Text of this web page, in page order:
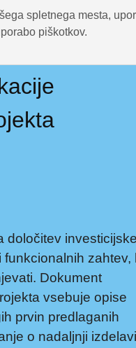
spletnega mesta,
piškotkov.
določitev
zahtev,
Dokument
vsebuje opise
prvin predlaganih
o nadaljnji izdelavi